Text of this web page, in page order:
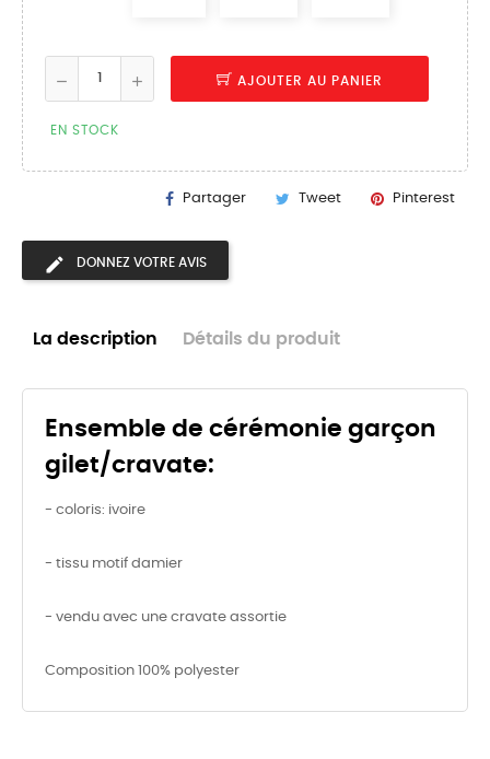
AJOUTER AU PANIER
EN STOCK
Partager Tweet Pinterest
DONNEZ VOTRE AVIS
La description Détails du produit
Ensemble de cérémonie garçon
gilet/cravate:
- coloris: ivoire
- tissu motif damier
- vendu avec une cravate assortie
Composition 100% polyester